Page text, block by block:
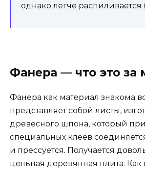
однако легче распиливается
Фанера — что это за
Фанера как материал знакома
представляет собой листы,
древесного шпона, который
специальных клеев
и прессуется. Получается
цельная деревянная плита.